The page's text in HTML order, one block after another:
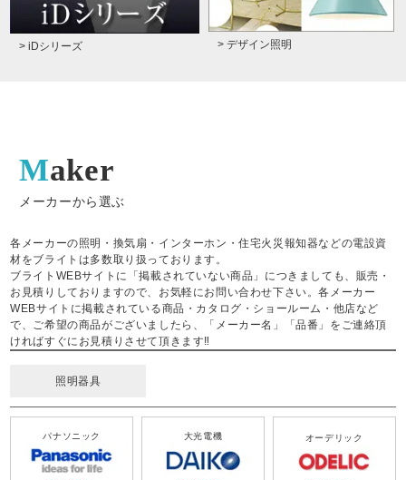
> iDシリーズ > デザイン照明
Maker
メーカーから選ぶ
各メーカーの照明・換気扇・インターホン・住宅火災報知器などの電設資
材をブライトは多数取り扱っております。
ブライトWEBサイトに「掲載されていない商品」につきましても、販売・
お見積りしておりますので、お気軽にお問い合わせ下さい。各メーカー
WEBサイトに掲載されている商品・カタログ・ショールーム・他店など
で、ご希望の商品がございましたら、「メーカー名」「品番」をご連絡頂
ければすぐにお見積りさせて頂きます‼
照明器具
パナソニック 大光電機 オーデリック